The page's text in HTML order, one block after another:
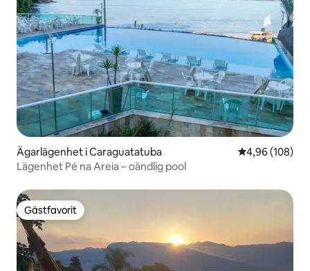
Ägarlägenhet i Caraguatatuba 4,96 av 5 i
4,96 (108)
Lägenhet Pé na Areia – oändlig pool
Gästfavorit
Gästfavorit